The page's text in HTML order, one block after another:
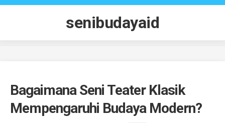
Skip
senibudayaid
Bagaimana Seni Teater Klasik
Mempengaruhi Budaya Modern?